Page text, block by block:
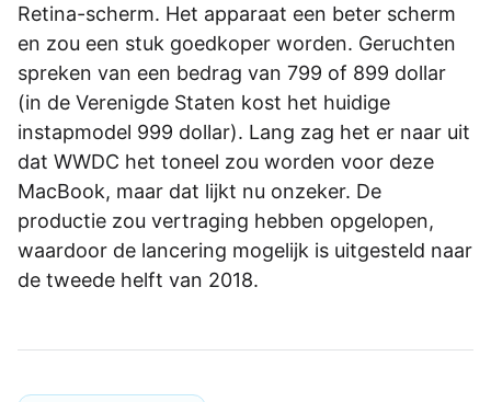
Retina-scherm. Het apparaat een beter scherm
en zou een stuk goedkoper worden. Geruchten
spreken van een bedrag van 799 of 899 dollar
(in de Verenigde Staten kost het huidige
instapmodel 999 dollar). Lang zag het er naar uit
dat WWDC het toneel zou worden voor deze
MacBook, maar dat lijkt nu onzeker. De
productie zou vertraging hebben opgelopen,
waardoor de lancering mogelijk is uitgesteld naar
de tweede helft van 2018.